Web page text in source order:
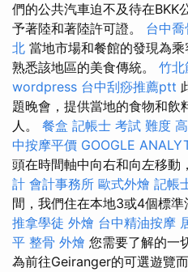
們的公共汽車迫不及待在BKK
予著陸和著陸許可證。 台中喬
北 當地市場和餐館的發現為
熟悉該地區的美食傳統。 竹北
wordpress 台中刮痧推薦ptt
題晚會，提供當地的食物和飲
人。 餐盒 記帳士 考試 難度
中按摩平價 GOOGLE
頭在時間軸中向右和向左移動
計 會計事務所 歐式外燴 記帳
間，我們住在本地3或4個標準
推拿學徒 外燴 台中精油按摩
平 整骨 外燴 您需要了解的一
為前往Geiranger的可選遊覽